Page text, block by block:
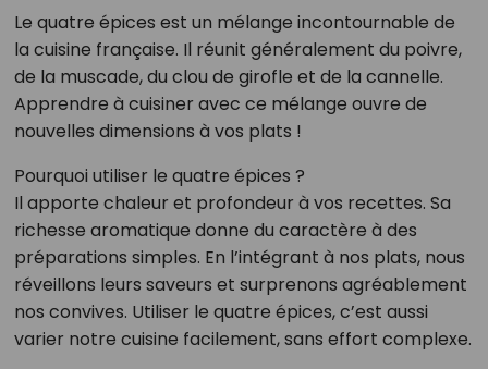
Le quatre épices est un mélange incontournable de
la cuisine française. Il réunit généralement du poivre,
de la muscade, du clou de girofle et de la cannelle.
Apprendre à cuisiner avec ce mélange ouvre de
nouvelles dimensions à vos plats !
Pourquoi utiliser le quatre épices ?
Il apporte chaleur et profondeur à vos recettes. Sa
richesse aromatique donne du caractère à des
préparations simples. En l’intégrant à nos plats, nous
réveillons leurs saveurs et surprenons agréablement
nos convives. Utiliser le quatre épices, c’est aussi
varier notre cuisine facilement, sans effort complexe.